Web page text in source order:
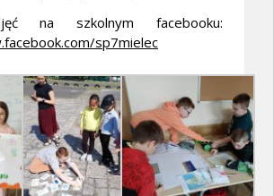
na szkolnym facebooku:
sp7mielec